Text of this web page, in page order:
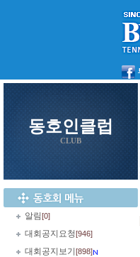
동호인클럽
CLUB
알림[0]
대회공지요청[946]
대회공지보기 [898]